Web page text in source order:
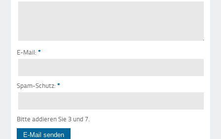
E-Mail: *
Spam-Schutz: *
Bitte addieren Sie 3 und 7.